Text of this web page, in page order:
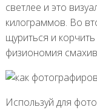
светлее и это
килограммов. Во
щуриться и
физиономия
Используй для